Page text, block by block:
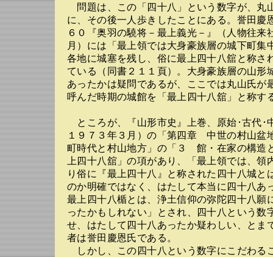
問題は、この「四十八」という数字が、丸
に、その後一人歩きしたことにある。誉田慶
６０『奥羽の驍将－最上義光－』（人物往来
月）には「最上領では大身豪族層の城下町集
各地に城塞を残し、俗に最上四十八舘と称さ
ている（同書２１１頁）。大身豪族層の山形
あったかは疑問であるが、ここでは丸山氏が
呼んだ時期の城館を「最上四十八舘」と称す
ところが、『山形市史』上巻、原始･古代･
１９７３年３月）の「第四章 中世の村山
町時代と村山地方」の「３ 館・在家の構造
上四十八舘」の項があり、「最上領では、領
り俗に『最上四十八』と称された四十八城と
のか明確ではなく、はたして本当に四十八あ
最上四十八楯とは、浄土信仰の弥陀四十八願
ったかもしれない」とされ、四十八という数
せ、はたして四十八あったか疑わしい、とま
者は誉田慶恩氏である。
しかし、この四十八という数字にこだわる